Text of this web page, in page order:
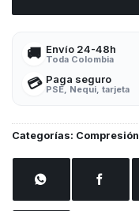
🚚 Envío 24-48h
Toda Colombia
💳 Paga seguro
PSE, Nequi, tarjeta
Categorías: Compresión